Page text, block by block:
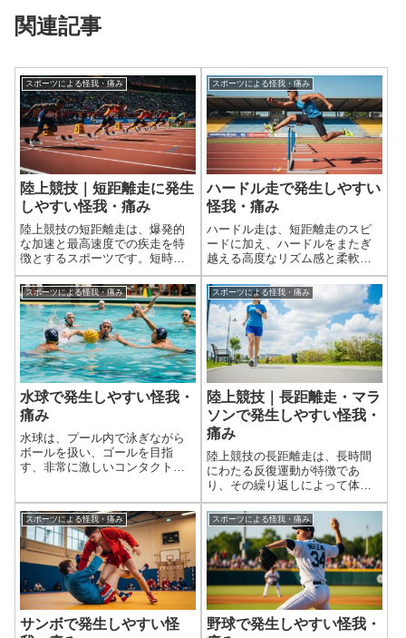
関連記事
スポーツによる怪我・痛み
陸上競技｜短距離走に発生
しやすい怪我・痛み
陸上競技の短距離走は、爆発的
な加速と最高速度での疾走を特
徴とするスポーツです。短時間
に極めて高い負荷が筋肉や関節
にかかるため、筋肉の損傷（肉
離れ）や関節へのストレスによ
る怪我が発生しやすい傾向にあ
ります。特に、下半身の怪我が
圧倒的に多く、再...
スポーツによる怪我・痛み
ハードル走で発生しやすい
怪我・痛み
ハードル走は、短距離走のスピ
ードに加え、ハードルをまたぎ
越える高度なリズム感と柔軟
性、そして全身の協調性が求め
られる陸上競技です。ハードル
を越える際の股関節の大きな可
動域、着地時の衝撃、そして急
激な加速と減速が身体に大きな
負担をかけます。そ...
スポーツによる怪我・痛み
水球で発生しやすい怪我・
痛み
水球は、プール内で泳ぎながら
ボールを扱い、ゴールを目指
す、非常に激しいコンタクトス
防中の身体接触など、陸上競技
とは異なる水の抵抗や浮力を利
用した独特の動きが多いため、
水球特有の怪我や痛...
スポーツによる怪我・痛み
陸上競技｜長距離走・マラ
ソンで発生しやすい怪我・
痛み
陸上競技の長距離走は、長時間
にわたる反復運動が特徴であ
り、その繰り返しによって体に
かかる慢性のストレス（オーバ
ーユース）が主な怪我の原因と
なります。短距離走に比べて急
性の肉離れなどは少ない傾向に
ありますが、疲労骨折、腱炎、
関節炎など、じわじ...
スポーツによる怪我・痛み
サンボで発生しやすい怪
スポーツによる怪我・痛み
野球で発生しやすい怪我・